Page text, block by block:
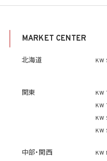
ず、利用目的の達成に必要な範囲を超えて
(1) 法令に基づく場合
(2) 人の生命、身体又は財産の保護のため
て、本人の同意を得ることが困難であるとき
行することに対して協力する必要がある場
事務の遂行に支障を及ぼすおそれがある
個人データを学術研究目的で取り扱う必要
ある場合を除きます。）。
MARKET CENTER
北海道 KW
関東
KW
KW
KW
KW
中部・関西
KW